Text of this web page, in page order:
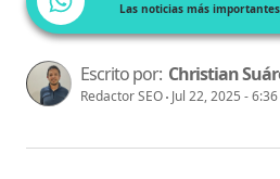
Las noticias más
Escrito por: Christian
Redactor SEO Jul 22, 2025 -